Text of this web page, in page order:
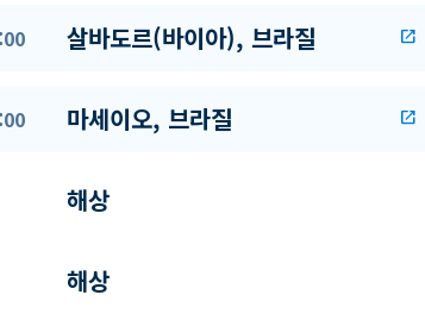
살바도르(바이아), 브라질 open_in_new
마세이오, 브라질 open_in_new
해상
해상